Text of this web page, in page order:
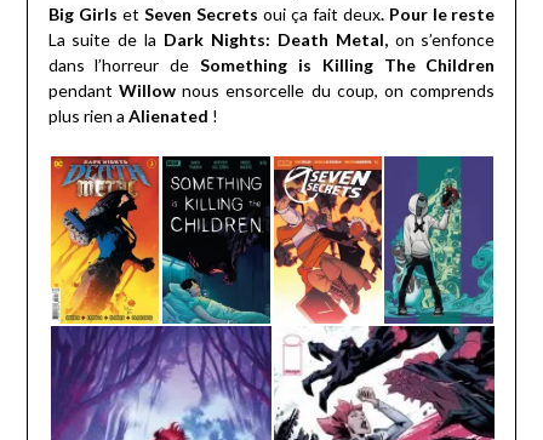
Big Girls et Seven Secrets oui ça fait deux. Pour le reste
La suite de la Dark Nights: Death Metal, on s’enfonce
dans l’horreur de Something is Killing The Children
pendant Willownous ensorcelle du coup, on comprends
plus rien a Alienated !